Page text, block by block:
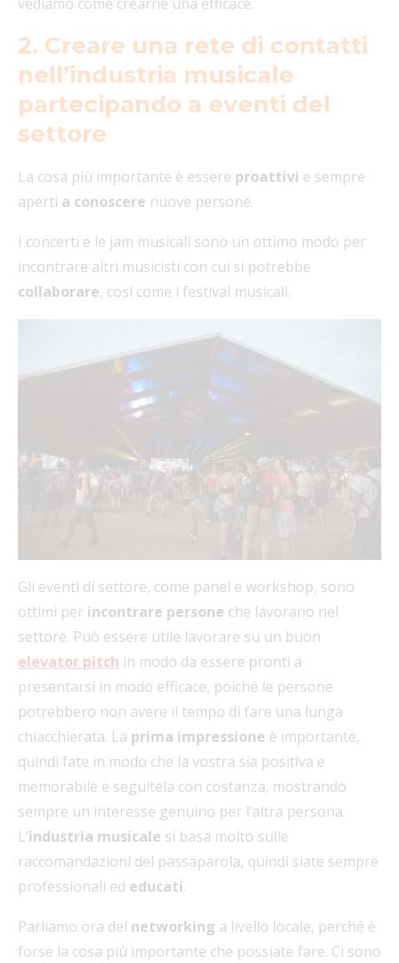
2. Creare una rete di contatti
nell’industria musicale
partecipando a eventi del
settore
La cosa più importante è essere proattivi e sempre
aperti a conoscere nuove persone.
I concerti e le jam musicali sono un ottimo modo per
incontrare altri musicisti con cui si potrebbe
collaborare, così come i festival musicali.
Gli eventi di settore, come panel e workshop, sono
ottimi per incontrare persone che lavorano nel
settore. Può essere utile lavorare su un buon
elevator pitch in modo da essere pronti a
presentarsi in modo efficace, poiché le persone
potrebbero non avere il tempo di fare una lunga
chiacchierata. La prima impressione è importante,
quindi fate in modo che la vostra sia positiva e
memorabile e seguitela con costanza, mostrando
sempre un interesse genuino per l’altra persona.
L’industria musicale si basa molto sulle
raccomandazioni del passaparola, quindi siate sempre
professionali ed educati.
Parliamo ora del networking a livello locale, perché è
forse la cosa più importante che possiate fare. Ci sono